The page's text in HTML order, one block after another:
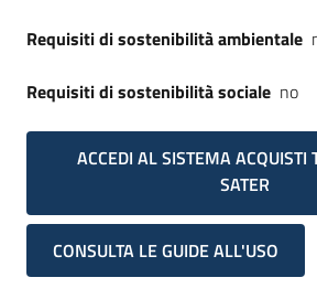
Requisiti di sostenibilità ambientale
Requisiti di sostenibilità sociale no
ACCEDI AL SISTEMA ACQUISTI
SATER
CONSULTA LE GUIDE ALL'USO